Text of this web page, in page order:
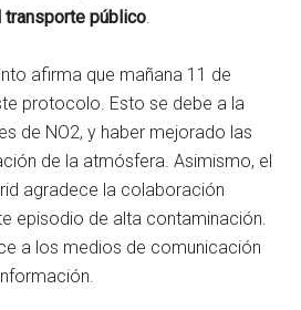
público
afirma que mañana 11 de
protocolo. Esto se debe a la
de NO2, y haber mejorado las
de la atmósfera. Asimismo, el
agradece la colaboración
episodio de alta contaminación.
a los medios de comunicación